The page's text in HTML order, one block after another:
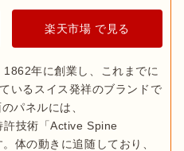
楽天市場 で見る
1862年に創業し、これまでに
いるスイス発祥のブランドで
パネルには、
許技術「Active Spine
体の動きに追随しており、